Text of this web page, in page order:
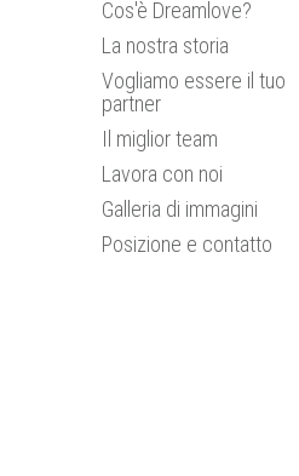
Cos'è Dreamlove?
La nostra storia
Vogliamo essere il tuo
partner
Il miglior team
Lavora con noi
Galleria di immagini
Posizione e contatto